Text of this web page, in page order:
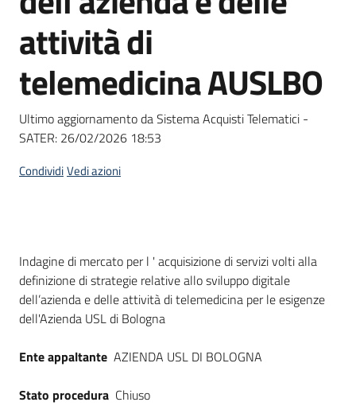
site
attività di
telemedicina AUSLBO
Ultimo aggiornamento da Sistema Acquisti Telematici -
SATER: 26/02/2026 18:53
CondividiVedi azioni
Dati del bando
Indagine di mercato per l ' acquisizione di servizi volti alla
definizione di strategie relative allo sviluppo digitale
dell’azienda e delle attività di telemedicina per le esigenze
dell'Azienda USL di Bologna
Ente appaltante AZIENDA USL DI BOLOGNA
Stato procedura Chiuso